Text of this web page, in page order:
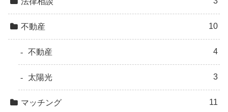
不動産 10
不動産 4
太陽光 3
マッチング 11